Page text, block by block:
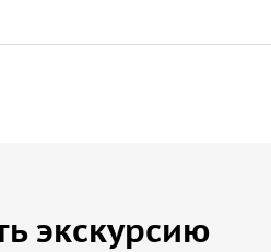
экскурсию